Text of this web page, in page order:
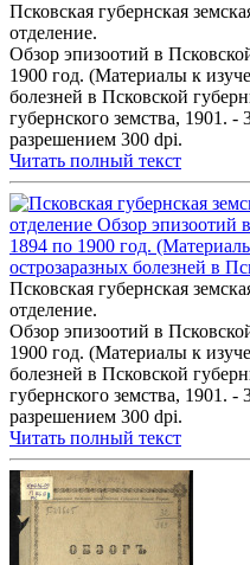
Псковская губернская
отделение.
Обзор эпизоотий в
1900 год. (Материалы к
болезней в Псковской
губернского земства, 1901.
разрешением 300 dpi.
Читать полный текст
Псковская губернская
отделение.
Обзор эпизоотий в
1900 год. (Материалы к
болезней в Псковской
губернского земства, 1901.
разрешением 300 dpi.
Читать полный текст